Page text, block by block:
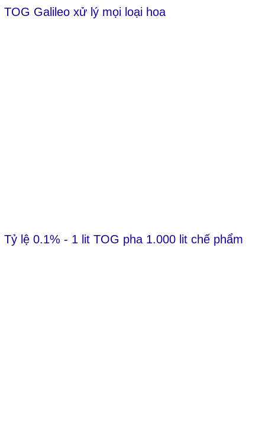
TOG Galileo xử lý mọi loại hoa
Tỷ lệ 0.1% - 1 lit TOG pha 1.000 lit chế phẩm